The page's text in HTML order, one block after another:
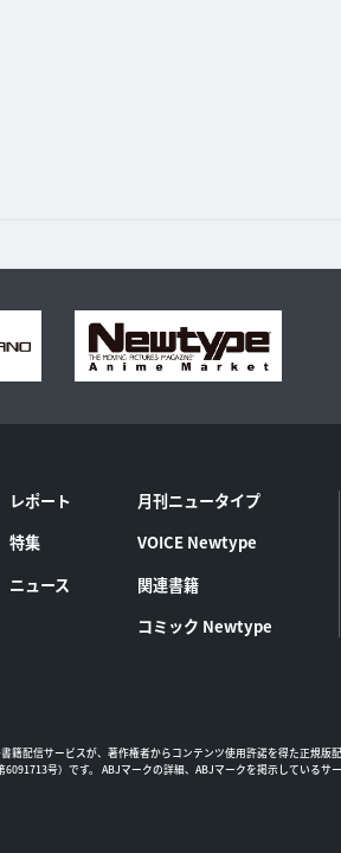
レポート
特集
ニュース
月刊ニュータイプ
VOICE Newtype
関連書籍
コミック Newtype
籍配信サービスが、著作権者からコンテンツ使用許諾を得た正規版
号）です。 ABJマークの詳細、ABJマークを掲示しているサ